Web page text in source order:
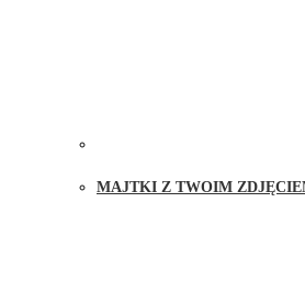
MAJTKI Z TWOIM